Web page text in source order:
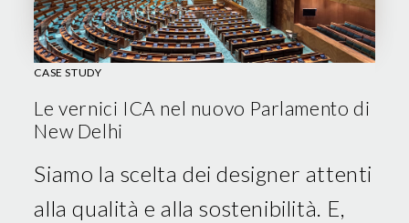
CASE STUDY
Le vernici ICA nel nuovo Parlamento di
New Delhi
Siamo la scelta dei designer attenti
alla qualità e alla sostenibilità. E,